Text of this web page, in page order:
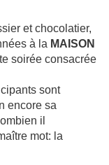
et chocolatier,
à la MAISON
soirée consacrée
sont
encore sa
il
mot: la